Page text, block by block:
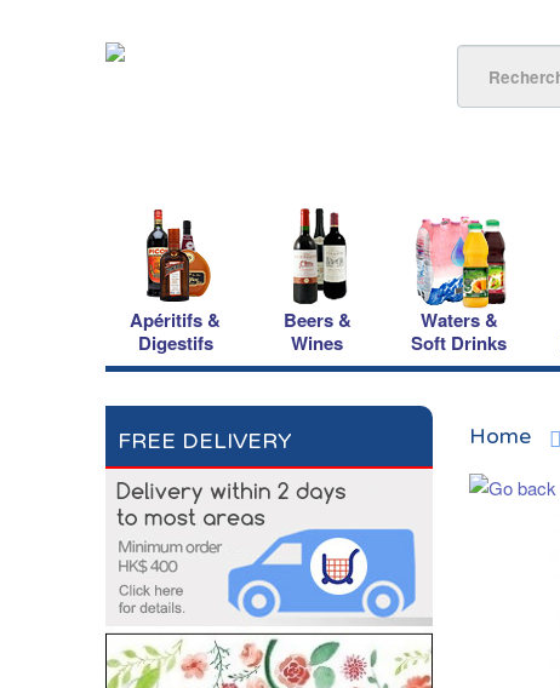
Apéritifs &
Digestifs
Beers &
Wines
Waters &
Soft Drinks
FREE DELIVERY Home